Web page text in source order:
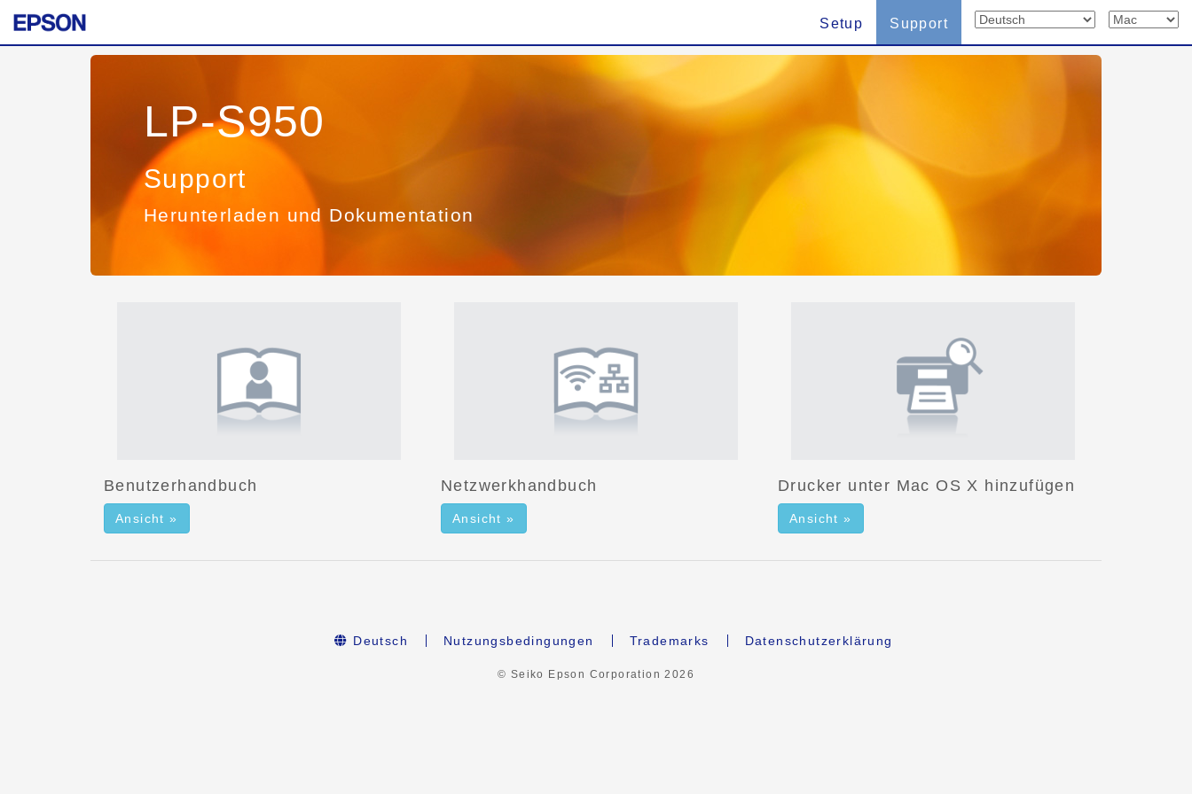
Setup Support
LP-S950
Support
Herunterladen und Dokumentation
Benutzerhandbuch
Ansicht »
Netzwerkhandbuch
Ansicht »
Drucker unter Mac OS X hinzufügen
Ansicht »
Deutsch Nutzungsbedingungen Trademarks Datenschutzerklärung
© Seiko Epson Corporation 2026